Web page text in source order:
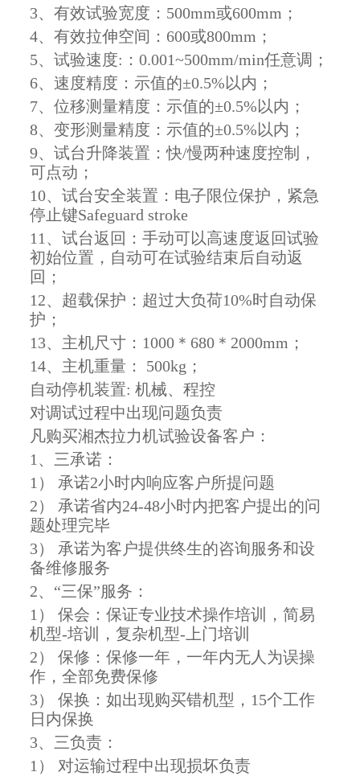
3、有效试验宽度：500mm或600mm；
4、有效拉伸空间：600或800mm；
5、试验速度:：0.001~500mm/min任意调；
6、速度精度：示值的±0.5%以内；
7、位移测量精度：示值的±0.5%以内；
8、变形测量精度：示值的±0.5%以内；
9、试台升降装置：快/慢两种速度控制，
可点动；
10、试台安全装置：电子限位保护，紧急
停止键Safeguard stroke
11、试台返回：手动可以高速度返回试验
初始位置，自动可在试验结束后自动返
回；
12、超载保护：超过大负荷10%时自动保
护；
13、主机尺寸：1000＊680＊2000mm；
14、主机重量： 500kg；
自动停机装置: 机械、程控
对调试过程中出现问题负责
凡购买湘杰拉力机试验设备客户：
1、三承诺：
1） 承诺2小时内响应客户所提问题
2） 承诺省内24-48小时内把客户提出的问
题处理完毕
3） 承诺为客户提供终生的咨询服务和设
备维修服务
2、“三保”服务：
1） 保会：保证专业技术操作培训，简易
机型-培训，复杂机型-上门培训
2） 保修：保修一年，一年内无人为误操
作，全部免费保修
3） 保换：如出现购买错机型，15个工作
日内保换
3、三负责：
1） 对运输过程中出现损坏负责